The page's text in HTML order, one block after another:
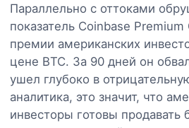
Параллельно с оттоками
показатель Coinbase
премии американских
цене BTC. За 90 дней он
ушел глубоко в
аналитика, это значит, что
инвесторы готовы продавать